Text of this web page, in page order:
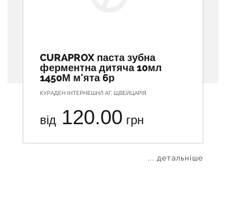
CURAPROX паста зубна
ферментна дитяча 10мл
1450М м'ята 6р
КУРАДЕН ІНТЕРНЕШНЛ АГ, ЩВЕЙЦАРІЯ
від 120.00 грн
... детальніше